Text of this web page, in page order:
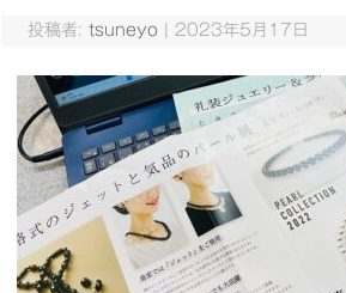
投稿者: tsuneyo 2023年5月17日